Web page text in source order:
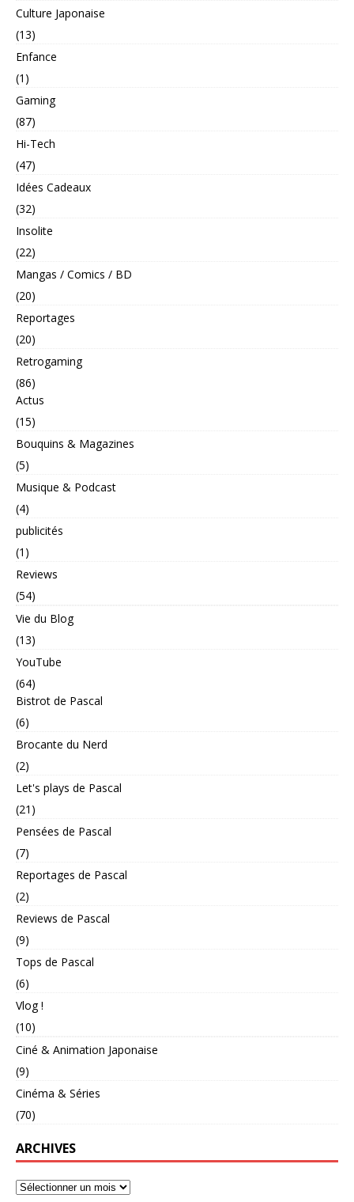
Culture Japonaise
(13)
Enfance
(1)
Gaming
(87)
Hi-Tech
(47)
Idées Cadeaux
(32)
Insolite
(22)
Mangas / Comics / BD
(20)
Reportages
(20)
Retrogaming
(86)
Actus
(15)
Bouquins & Magazines
(5)
Musique & Podcast
(4)
publicités
(1)
Reviews
(54)
Vie du Blog
(13)
YouTube
(64)
Bistrot de Pascal
(6)
Brocante du Nerd
(2)
Let's plays de Pascal
(21)
Pensées de Pascal
(7)
Reportages de Pascal
(2)
Reviews de Pascal
(9)
Tops de Pascal
(6)
Vlog !
(10)
Ciné & Animation Japonaise
(9)
Cinéma & Séries
(70)
ARCHIVES